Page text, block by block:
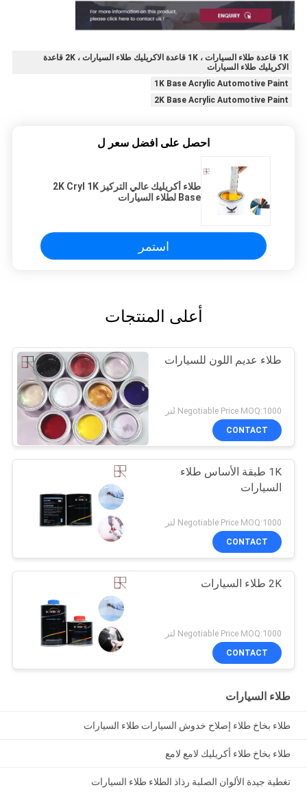
1K قاعدة طلاء السيارات ، 1K قاعدة الاكريليك طلاء السيارات ، 2K قاعدة
الاكريليك طلاء السيارات
1K Base Acrylic Automotive Paint
2K Base Acrylic Automotive Paint
احصل على افضل سعر ل
طلاء أكريليك عالي التركيز 2K Cryl 1K
Base لطلاء السيارات
استمر
أعلى المنتجات
طلاء عديم اللون للسيارات
Negotiable Price MOQ:1000 لتر
CONTACT
1K طبقة الأساس طلاء
السيارات
Negotiable Price MOQ:1000 لتر
CONTACT
2K طلاء السيارات
Negotiable Price MOQ:1000 لتر
CONTACT
طلاء السيارات
طلاء بخاخ طلاء إصلاح خدوش السيارات طلاء السيارات
طلاء بخاخ طلاء أكريليك لامع لامع
تغطية جيدة الألوان الصلبة رذاذ الطلاء طلاء السيارات